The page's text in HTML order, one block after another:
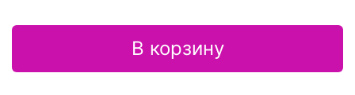
В корзину